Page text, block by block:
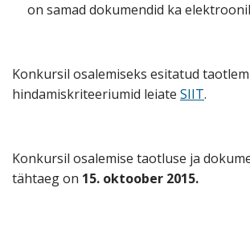
on samad dokumendid ka
Konkursil osalemiseks esitatud
hindamiskriteeriumid leiate SIIT.
Konkursil osalemise taotluse ja
tähtaeg on 15. oktoober 2015.